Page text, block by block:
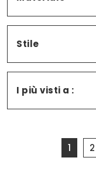
Stile
I più visti a :
1 2